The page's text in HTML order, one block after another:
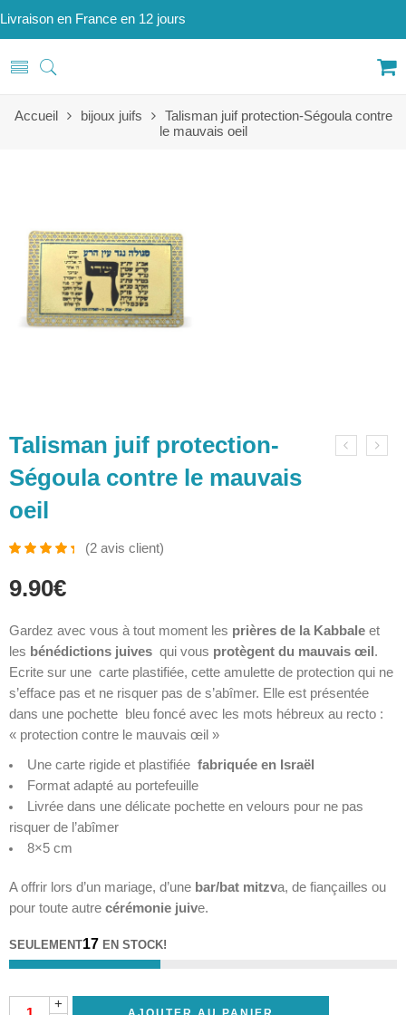
Livraison en France en 12 jours
Accueil bijoux juifs
Talisman juif protection-Ségoula contre
le mauvais oeil
Talisman juif protection-
Ségoula contre le mauvais
oeil
sur 5 basé
sur
client
(2avis client)
9.90€
Gardez avec vous à tout moment les prières de la Kabbale et
les bénédictions juives qui vous protègent du mauvais œil .
Ecrite sur une carte plastifiée, cette amulette de protection qui ne
s’efface pas et ne risquer pas de s’abîmer. Elle est présentée
dans une pochette bleu foncé avec les mots hébreux au recto :
« protection contre le mauvais œil »
Une carte rigide et plastifiée fabriquée en Israël
Format adapté au portefeuille
Livrée dans une délicate pochette en velours pour ne pas
risquer de l’abîmer
8×5 cm
A offrir lors d’un mariage, d’une bar/bat mitzva, de fiançailles ou
pour toute autre cérémonie juive.
SEULEMENT17 EN STOCK!
+